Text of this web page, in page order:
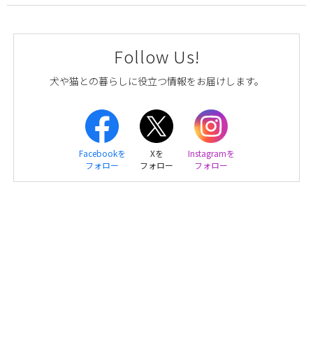
Follow Us!
犬や猫との暮らしに役立つ情報をお届けします。
Facebookを
フォロー
Xを
フォロー
Instagramを
フォロー